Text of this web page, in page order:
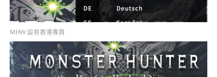
MHW 設有香港專頁